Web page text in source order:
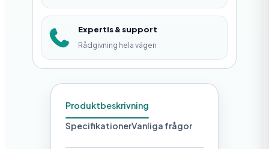
-
b
u
s
s
Expertis & support
Rådgivning hela vägen
Produktbeskrivning
SpecifikationerVanliga frågor